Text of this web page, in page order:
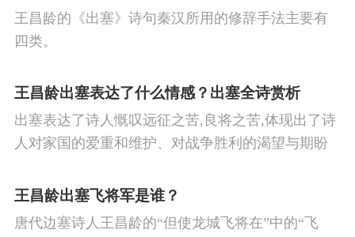
王昌龄的《出塞》诗句秦汉所用的修辞手法主要有
四类。
王昌龄出塞表达了什么情感？出塞全诗赏析
出塞表达了诗人慨叹远征之苦,良将之苦,体现出了诗
人对家国的爱重和维护、对战争胜利的渴望与期盼
日平息边塞战争,使国家得到安宁,让人民过上安定生
王昌龄出塞飞将军是谁？
唐代边塞诗人王昌龄的“但使龙城飞将在”中的“飞